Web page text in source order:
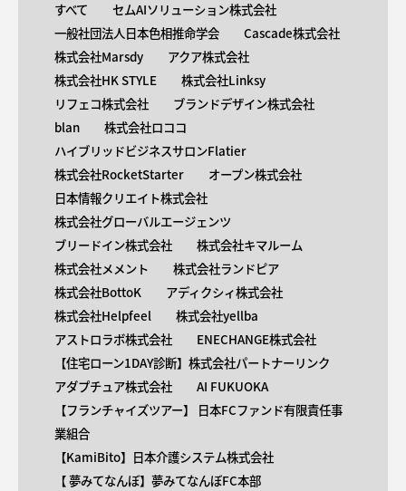
すべて
セムAIソリューション株式会社
一般社団法人日本色相推命学会
Cascade株式会社
株式会社Marsdy
アクア株式会社
株式会社HK STYLE
株式会社Linksy
リフェコ株式会社
ブランドデザイン株式会社
blan
株式会社ロココ
ハイブリッドビジネスサロンFlatier
株式会社RocketStarter
オープン株式会社
日本情報クリエイト株式会社
株式会社グローバルエージェンツ
ブリードイン株式会社
株式会社キマルーム
株式会社メメント
株式会社ランドピア
株式会社BottoK
アディクシィ株式会社
株式会社Helpfeel
株式会社yellba
アストロラボ株式会社
ENECHANGE株式会社
【住宅ローン1DAY診断】株式会社パートナーリンク
アダプチュア株式会社
AI FUKUOKA
【​フランチャイズツアー】 日本FCファンド有限責任事
業組合
【KamiBito​】日本介護システム株式会社
【 ​夢みてなんぼ】夢みてなんぼFC本部